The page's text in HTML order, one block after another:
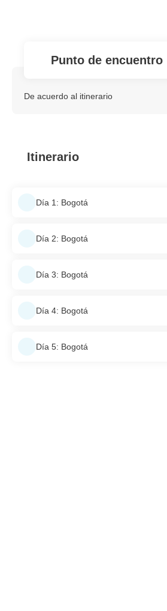
Punto de encuentro
De acuerdo al itinerario
Itinerario
Día 1: Bogotá
Día 2: Bogotá
Día 3: Bogotá
Día 4: Bogotá
Día 5: Bogotá